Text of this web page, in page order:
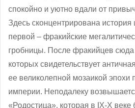
спокойно и уютно вдали от
Здесь сконцентрирована
первой – фракийские
гробницы. После фракийцев
которых свидетельствует
ее великолепной мозаикой эпохи
империи. Неподалеку
«Родостица», которая в ІХ-Х